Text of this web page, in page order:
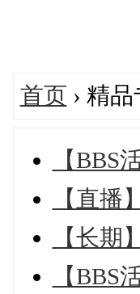
首页 › 精
【
【直播
【长期
【BBS